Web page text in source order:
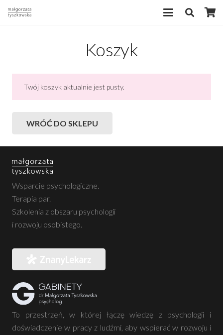
Koszyk
Twój koszyk aktualnie jest pusty.
WRÓĆ DO SKLEPU
Wsparcie psychologiczne.
Terapia par.
Szkolenia z obszaru psychologii
i rozwoju osobistego.
To przestrzeń, w której łączę wiedzę z psychologii i
doświadczenie w pracy z ludźmi, aby wspierać w rozwoju i